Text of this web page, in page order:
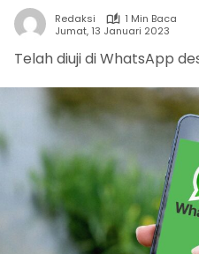
Redaksi
1 Min Baca
Jumat, 13 Januari 2023
Telah diuji di WhatsApp